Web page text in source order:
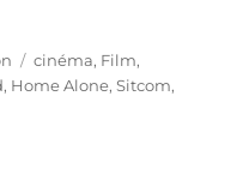
Tags
cinéma, Film,
, Home Alone,Sitcom,